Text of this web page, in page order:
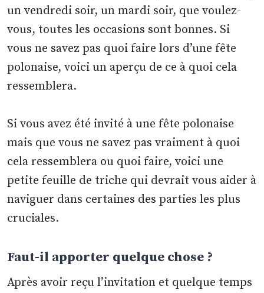
un vendredi soir, un mardi soir, que voulez-
vous, toutes les occasions sont bonnes. Si
vous ne savez pas quoi faire lors d’une fête
polonaise, voici un aperçu de ce à quoi cela
ressemblera.
Si vous avez été invité à une fête polonaise
mais que vous ne savez pas vraiment à quoi
cela ressemblera ou quoi faire, voici une
petite feuille de triche qui devrait vous aider à
naviguer dans certaines des parties les plus
cruciales.
Faut-il apporter quelque chose ?
Après avoir reçu l’invitation et quelque temps